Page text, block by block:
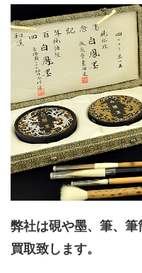
弊社は硯や墨、筆、
買取致します。